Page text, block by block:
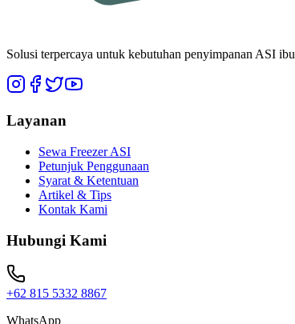
Solusi terpercaya untuk kebutuhan penyimpanan ASI
Layanan
Sewa Freezer ASI
Petunjuk Penggunaan
Syarat & Ketentuan
Artikel & Tips
Kontak Kami
Hubungi Kami
+62 815 5332 8867
WhatsApp